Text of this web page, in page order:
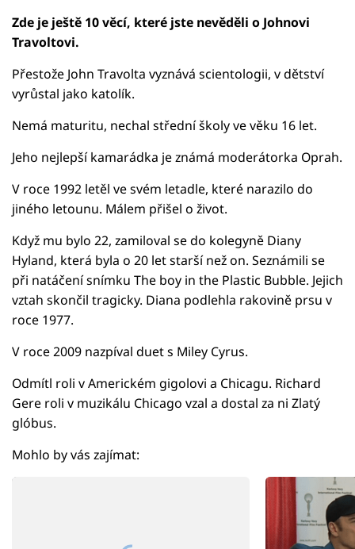
Zde je ještě 10 věcí, které jste nevěděli o Johnovi
Travoltovi.
Přestože John Travolta vyznává scientologii, v dětství
vyrůstal jako katolík.
Nemá maturitu, nechal střední školy ve věku 16 let.
Jeho nejlepší kamarádka je známá moderátorka Oprah.
V roce 1992 letěl ve svém letadle, které narazilo do
jiného letounu. Málem přišel o život.
Když mu bylo 22, zamiloval se do kolegyně Diany
Hyland, která byla o 20 let starší než on. Seznámili se
při natáčení snímku The boy in the Plastic Bubble. Jejich
vztah skončil tragicky. Diana podlehla rakovině prsu v
roce 1977.
V roce 2009 nazpíval duet s Miley Cyrus.
Odmítl roli v Americkém gigolovi a Chicagu. Richard
Gere roli v muzikálu Chicago vzal a dostal za ni Zlatý
glóbus.
Mohlo by vás zajímat: